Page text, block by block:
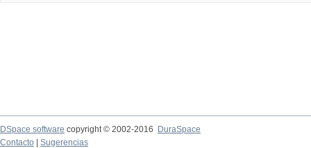
DSpace software copyright © 2002-2016
DuraSpace
Contacto
Sugerencias